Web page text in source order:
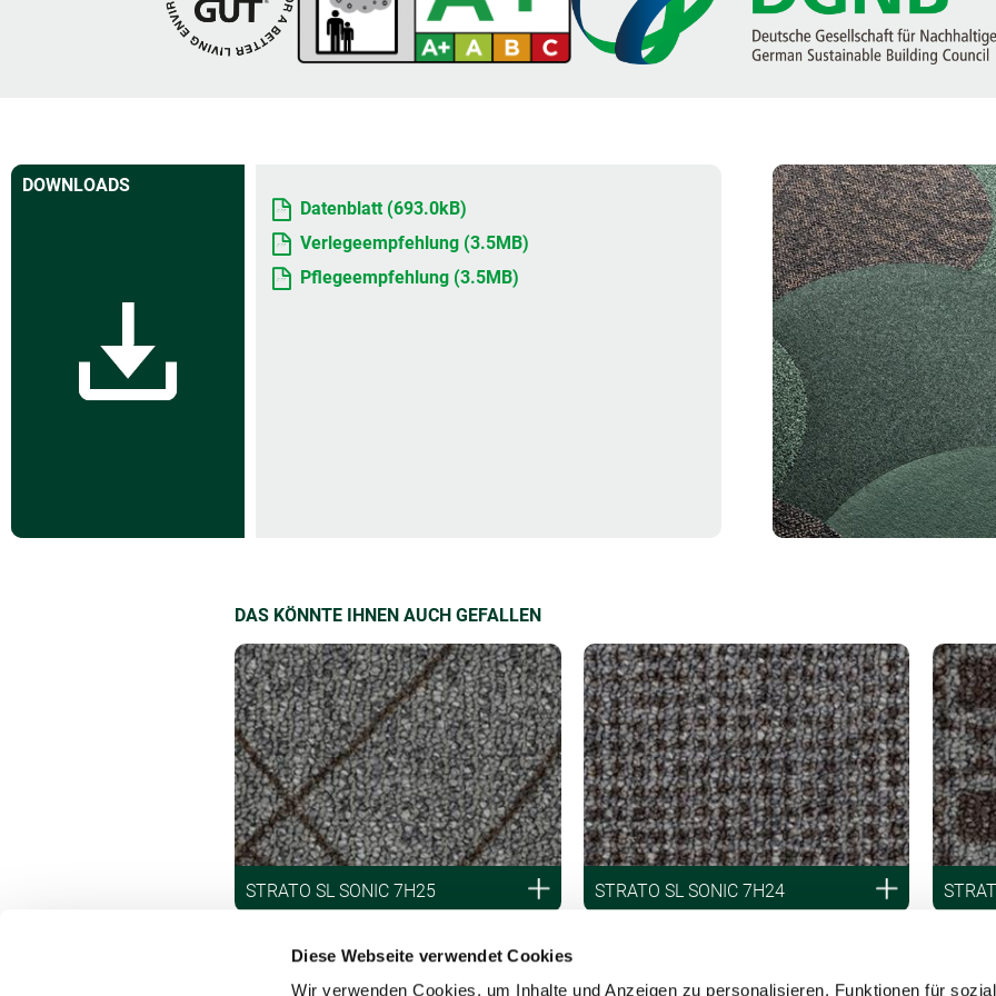
Diese Webseite verwendet Cookies
Wir verwenden Cookies, um Inhalte und Anzeigen zu personalisieren, Funktionen für
DOWNLOADS
Datenblatt (693.0kB)
Verlegeempfehlung (3.5MB)
Pflegeempfehlung (3.5MB)
DAS KÖNNTE IHNEN AUCH GEFALLEN
STRATO SL SONIC 7H25 STRATO SL SONIC 7H24